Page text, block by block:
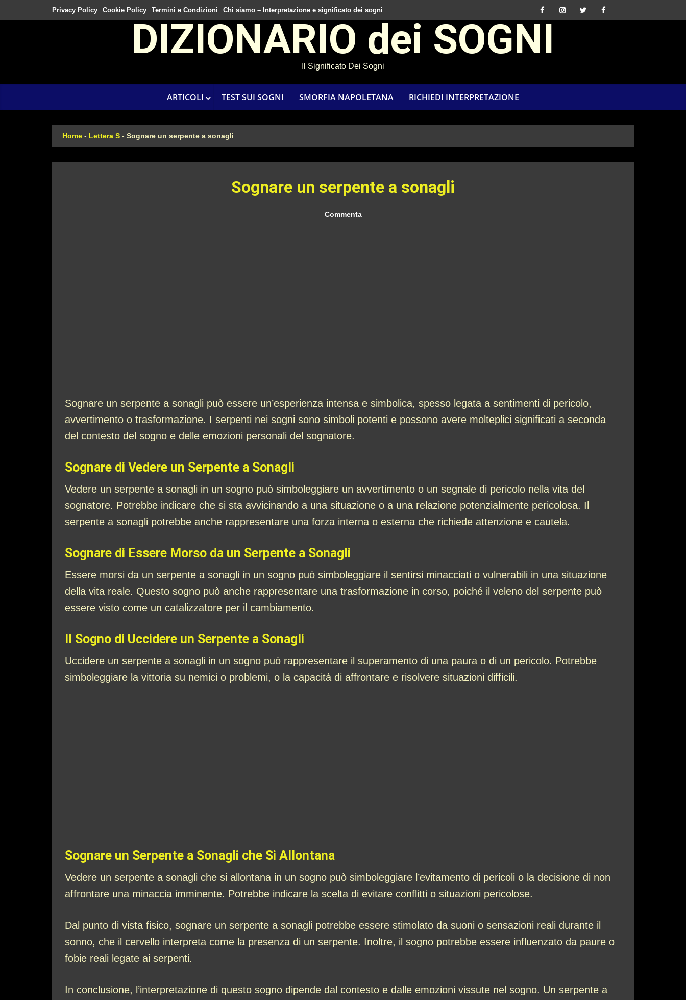
Privacy Policy Cookie Policy Termini e Condizioni Chi siamo – Interpretazione e significato dei sogni
DIZIONARIO dei SOGNI
Il Significato Dei Sogni
ARTICOLI TEST SUI SOGNI SMORFIA NAPOLETANA RICHIEDI INTERPRETAZIONE
Home - Lettera S - Sognare un serpente a sonagli
Sognare un serpente a sonagli
Commenta
Sognare un serpente a sonagli può essere un’esperienza intensa e simbolica, spesso legata a sentimenti di pericolo,
avvertimento o trasformazione. I serpenti nei sogni sono simboli potenti e possono avere molteplici significati a seconda
del contesto del sogno e delle emozioni personali del sognatore.
Sognare di Vedere un Serpente a Sonagli
Vedere un serpente a sonagli in un sogno può simboleggiare un avvertimento o un segnale di pericolo nella vita del
sognatore. Potrebbe indicare che si sta avvicinando a una situazione o a una relazione potenzialmente pericolosa. Il
serpente a sonagli potrebbe anche rappresentare una forza interna o esterna che richiede attenzione e cautela.
Sognare di Essere Morso da un Serpente a Sonagli
Essere morsi da un serpente a sonagli in un sogno può simboleggiare il sentirsi minacciati o vulnerabili in una situazione
della vita reale. Questo sogno può anche rappresentare una trasformazione in corso, poiché il veleno del serpente può
essere visto come un catalizzatore per il cambiamento.
Il Sogno di Uccidere un Serpente a Sonagli
Uccidere un serpente a sonagli in un sogno può rappresentare il superamento di una paura o di un pericolo. Potrebbe
simboleggiare la vittoria su nemici o problemi, o la capacità di affrontare e risolvere situazioni difficili.
Sognare un Serpente a Sonagli che Si Allontana
Vedere un serpente a sonagli che si allontana in un sogno può simboleggiare l’evitamento di pericoli o la decisione di non
affrontare una minaccia imminente. Potrebbe indicare la scelta di evitare conflitti o situazioni pericolose.
Dal punto di vista fisico, sognare un serpente a sonagli potrebbe essere stimolato da suoni o sensazioni reali durante il
sonno, che il cervello interpreta come la presenza di un serpente. Inoltre, il sogno potrebbe essere influenzato da paure o
fobie reali legate ai serpenti.
In conclusione, l’interpretazione di questo sogno dipende dal contesto e dalle emozioni vissute nel sogno. Un serpente a